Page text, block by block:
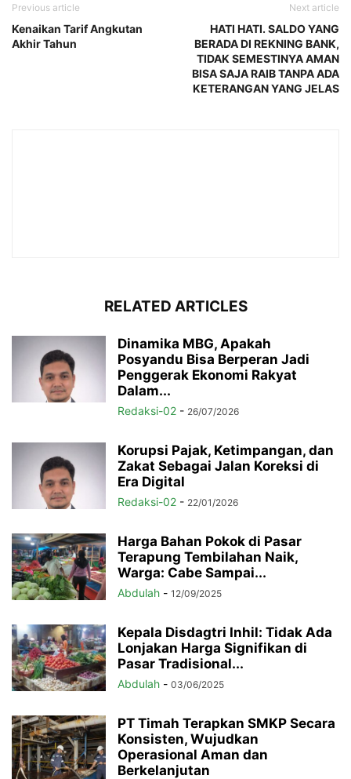
Previous article
Kenaikan Tarif Angkutan
Akhir Tahun
Next article
HATI HATI. SALDO YANG
BERADA DI REKNING BANK,
TIDAK SEMESTINYA AMAN
BISA SAJA RAIB TANPA ADA
KETERANGAN YANG JELAS
RELATED ARTICLES
Dinamika MBG, Apakah
Posyandu Bisa Berperan Jadi
Penggerak Ekonomi Rakyat
Dalam...
Redaksi-02 - 26/07/2026
Korupsi Pajak, Ketimpangan, dan
Zakat Sebagai Jalan Koreksi di
Era Digital
Redaksi-02 - 22/01/2026
Harga Bahan Pokok di Pasar
Terapung Tembilahan Naik,
Warga: Cabe Sampai...
Abdulah - 12/09/2025
Kepala Disdagtri Inhil: Tidak Ada
Lonjakan Harga Signifikan di
Pasar Tradisional...
Abdulah - 03/06/2025
PT Timah Terapkan SMKP Secara
Konsisten, Wujudkan
Operasional Aman dan
Berkelanjutan